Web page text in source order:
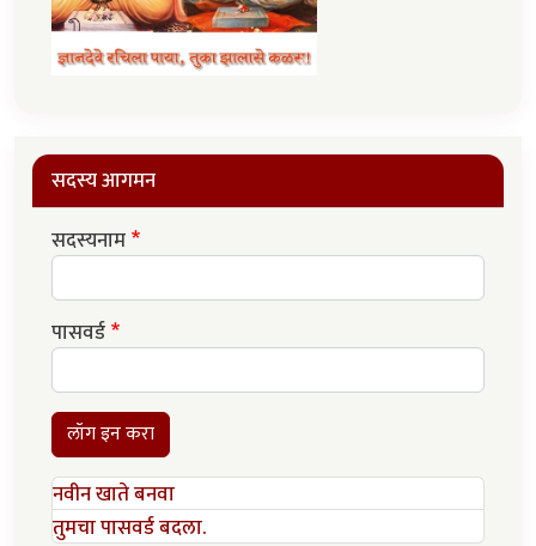
सदस्य आगमन
सदस्यनाम
पासवर्ड
लॉग इन करा
नवीन खाते बनवा
तुमचा पासवर्ड बदला.